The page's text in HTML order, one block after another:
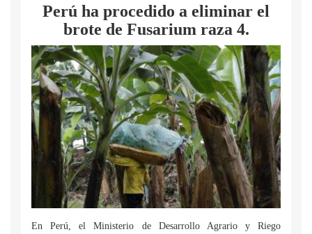
Perú ha procedido a eliminar el
brote de Fusarium raza 4.
En Perú, el Ministerio de Desarrollo Agrario y Riego